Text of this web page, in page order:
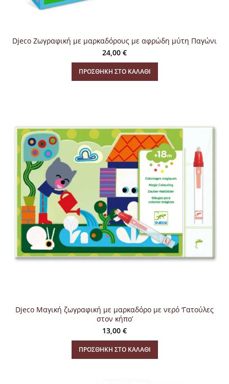
Djeco Ζωγραφική με μαρκαδόρους με αφρώδη μύτη Παγώνι
24,00 €
ΠΡΟΣΘΉΚΗ ΣΤΟ ΚΑΛΆΘΙ
Djeco Μαγική ζωγραφική με μαρκαδόρο με νερό ‘Γατούλες
στον κήπο’
13,00 €
ΠΡΟΣΘΉΚΗ ΣΤΟ ΚΑΛΆΘΙ